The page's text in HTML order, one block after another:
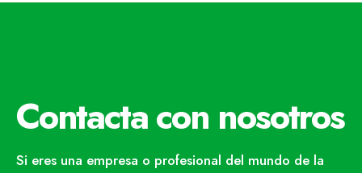
Contacta con nosotros
Si eres una empresa o profesional del mundo de la